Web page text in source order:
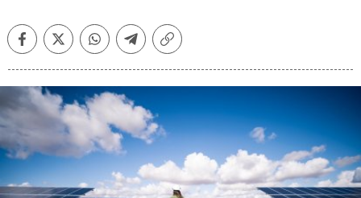
FacebookTwitterWhatsappTelegramCopiar